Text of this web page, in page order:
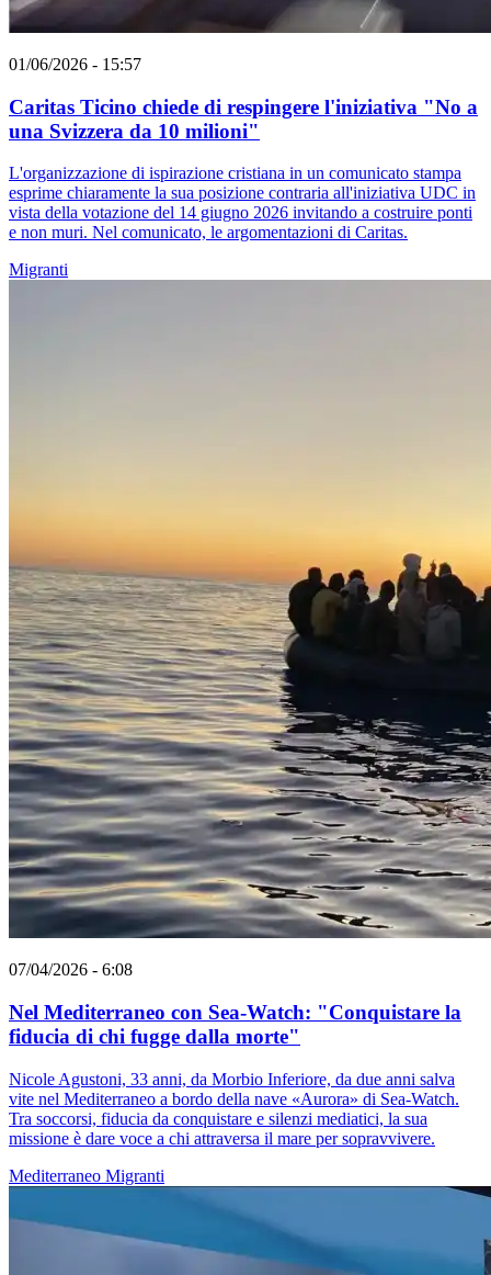
01/06/2026 - 15:57
Caritas Ticino chiede di respingere l'iniziativa "No a
una Svizzera da 10 milioni"
L'organizzazione di ispirazione cristiana in un comunicato stampa
esprime chiaramente la sua posizione contraria all'iniziativa UDC in
vista della votazione del 14 giugno 2026 invitando a costruire ponti
e non muri. Nel comunicato, le argomentazioni di Caritas.
Migranti
07/04/2026 - 6:08
Nel Mediterraneo con Sea-Watch: "Conquistare la
fiducia di chi fugge dalla morte"
Nicole Agustoni, 33 anni, da Morbio Inferiore, da due anni salva
vite nel Mediterraneo a bordo della nave «Aurora» di Sea-Watch.
Tra soccorsi, fiducia da conquistare e silenzi mediatici, la sua
missione è dare voce a chi attraversa il mare per sopravvivere.
Mediterraneo Migranti